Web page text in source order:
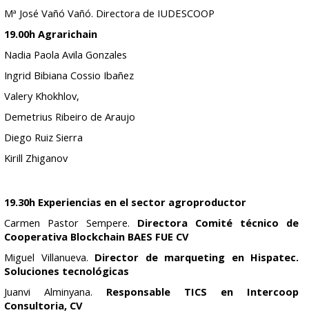
Mª José Vañó Vañó. Directora de IUDESCOOP
19.00h Agrarichain
Nadia Paola Avila Gonzales
Ingrid Bibiana Cossio Ibañez
Valery Khokhlov,
Demetrius Ribeiro de Araujo
Diego Ruiz Sierra
Kirill Zhiganov
19.30h Experiencias en el sector agroproductor
Carmen Pastor Sempere. Directora Comité técnico de
Cooperativa Blockchain BAES FUE CV
Miguel Villanueva. Director de marqueting en Hispatec.
Soluciones tecnológicas
Juanvi Alminyana. Responsable TICS en Intercoop
Consultoria, CV